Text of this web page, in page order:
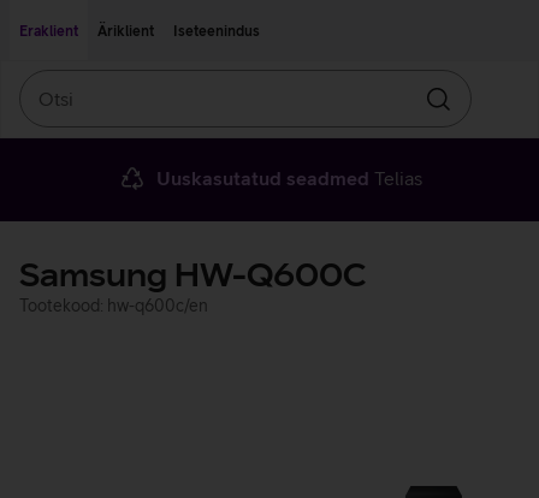
Eraklient
Äriklient Iseteenindus
Otsin
Uuskasutatud seadmed Telias
Samsung HW-Q600C
Tootekood: hw-q600c/en